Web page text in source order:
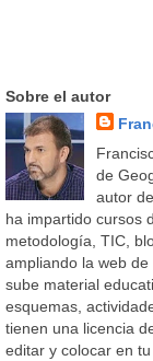
Sobre el autor
de
autor
ha impartido cursos
metodología, TIC,
ampliando la web
sube material
esquemas,
tienen una licencia
editar y colocar en